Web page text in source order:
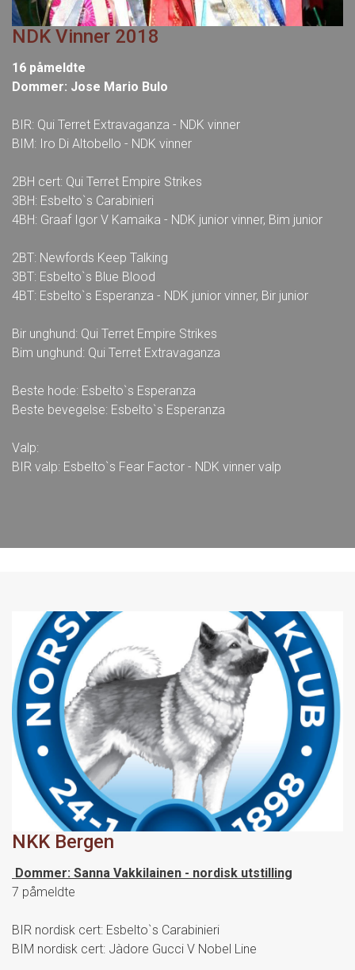
NDK Vinner 2018
16 påmeldte
Dommer: Jose Mario Bulo
BIR: Qui Terret Extravaganza - NDK vinner
BIM: Iro Di Altobello - NDK vinner
2BH cert: Qui Terret Empire Strikes
3BH: Esbelto`s Carabinieri
4BH: Graaf Igor V Kamaika - NDK junior vinner, Bim junior
2BT: Newfords Keep Talking
3BT: Esbelto`s Blue Blood
4BT: Esbelto`s Esperanza - NDK junior vinner, Bir junior
Bir unghund: Qui Terret Empire Strikes
Bim unghund: Qui Terret Extravaganza
Beste hode: Esbelto`s Esperanza
Beste bevegelse: Esbelto`s Esperanza
Valp:
BIR valp: Esbelto`s Fear Factor - NDK vinner valp
NKK Bergen
Dommer: Sanna Vakkilainen - nordisk utstilling
7 påmeldte
BIR nordisk cert: Esbelto`s Carabinieri
BIM nordisk cert: Jàdore Gucci V Nobel Line